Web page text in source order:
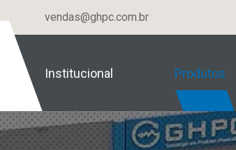
vendas@ghpc.com.br
Institucional Produtos